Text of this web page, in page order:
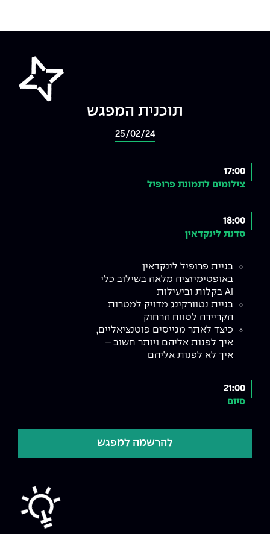
תוכנית המפגש
25/02/24
17:00
צילומים לתמונת פרופיל
18:00
סדנת לינקדאין
בניית פרופיל לינקדאין
באופטימיזציה מלאה בשילוב כלי
AI בקלות וביעילות
בניית נטוורקינג מדויק למטרות
הקריירה לטווח הרחוק
כיצד לאתר מגייסים פוטנציאליים,
איך לפנות אליהם ויותר חשוב –
איך לא לפנות אליהם
21:00
סיום
להרשמה למפגש